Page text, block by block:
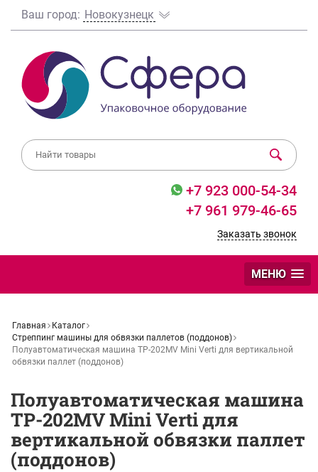
Ваш город: Новокузнецк
+7 923 000-54-34
+7 961 979-46-65
Заказать звонок
МЕНЮ
Главная
Каталог
Стреппинг машины для обвязки паллетов (поддонов)
Полуавтоматическая машина ТР-202MV Mini Verti для вертикальной
обвязки паллет (поддонов)
Полуавтоматическая машина
ТР-202MV Mini Verti для
вертикальной обвязки паллет
(поддонов)